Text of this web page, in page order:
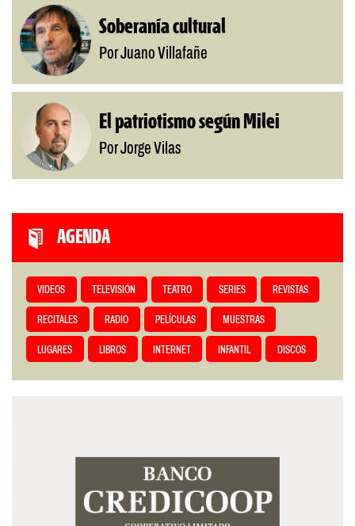
Soberanía cultural
Por Juano Villafañe
El patriotismo según Milei
Por Jorge Vilas
AGENDA
VIDEOS TELEVISIÓN TEATRO SERIES REVISTAS
RECITALES RADIO PELÍCULAS MUESTRAS
LUGARES LIBROS INTERNET INFANTIL DISCOS